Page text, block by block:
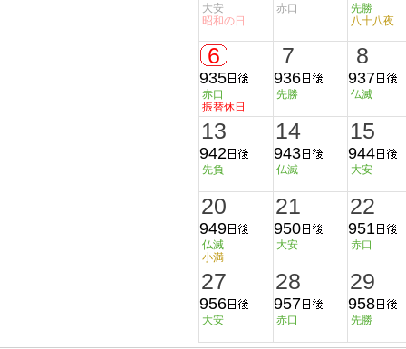
大安
昭和の日
赤口
先勝
八十八夜
6
935
赤口
振替休日
7
936
先勝
8
937
仏滅
13
942
先負
14
943
仏滅
15
944
大安
20
949
仏滅
小満
21
950
大安
22
951
赤口
27
956
大安
28
957
赤口
29
958
先勝